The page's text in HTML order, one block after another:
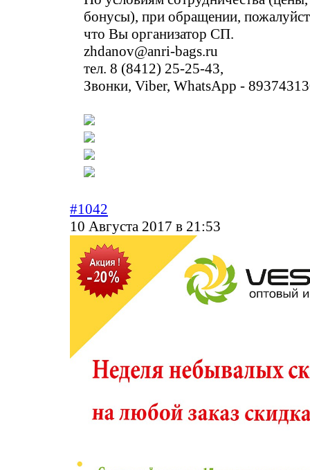
бонусы), при обращении,
что Вы организатор СП.
zhdanov@anri-bags.ru
тел. 8 (8412) 25-25-43,
Звонки, Viber, WhatsApp -
#1042
10 Августа 2017 в 21:53